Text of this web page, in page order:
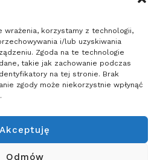
wrażenia, korzystamy z technologii,
i/lub uzyskiwania
Zgoda na te technologie
takie jak zachowanie podczas
na tej stronie. Brak
zgody może niekorzystnie wpłynąć
Akceptuję
Odmów
i utrwalić zmianę
zmiany
wspiera firmy w
i zapewnieniu trwałości zmian
projektów, innowacji,